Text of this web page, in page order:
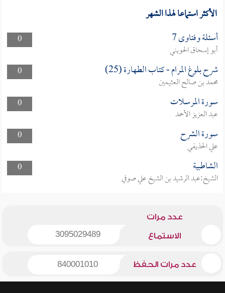
الأكثر استماعا لهذا الشهر
0 أسئلة وفتاوى 7
أبو إسحاق الحويني
0
شرح بلوغ المرام - كتاب الطهارة (25)
محمد بن صالح العثيمين
0
سورة المرسلات
عبد العزيز الأحمد
0
سورة الشرح
علي الحذيفي
0
الشاطبية
الشيخ:عبد الرشيد بن الشيخ علي صوفي
عدد مرات
الاستماع 3095029489
عدد مرات الحفظ 840001010